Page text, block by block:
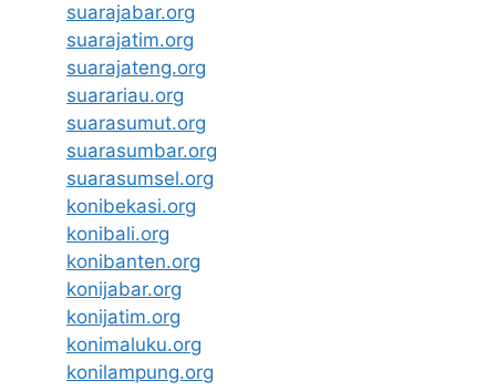
suarajabar.org
suarajatim.org
suarajateng.org
suarariau.org
suarasumut.org
suarasumbar.org
suarasumsel.org
konibekasi.org
konibali.org
konibanten.org
konijabar.org
konijatim.org
konimaluku.org
konilampung.org